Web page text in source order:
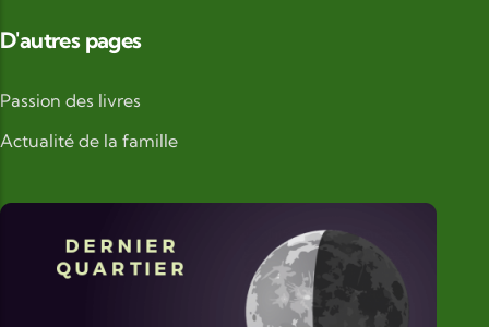
D'autres pages
Passion des livres
Actualité de la famille